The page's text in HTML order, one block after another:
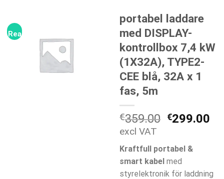
Rea!
portabel laddare
med DISPLAY-
kontrollbox 7,4 kW
(1X32A), TYPE2-
CEE blå, 32A x 1
fas, 5m
€359.00 Det
priset
var:
€359.00.
€299.00
excl VAT
Kraftfull portabel &
smart kabel med
styrelektronik för laddning